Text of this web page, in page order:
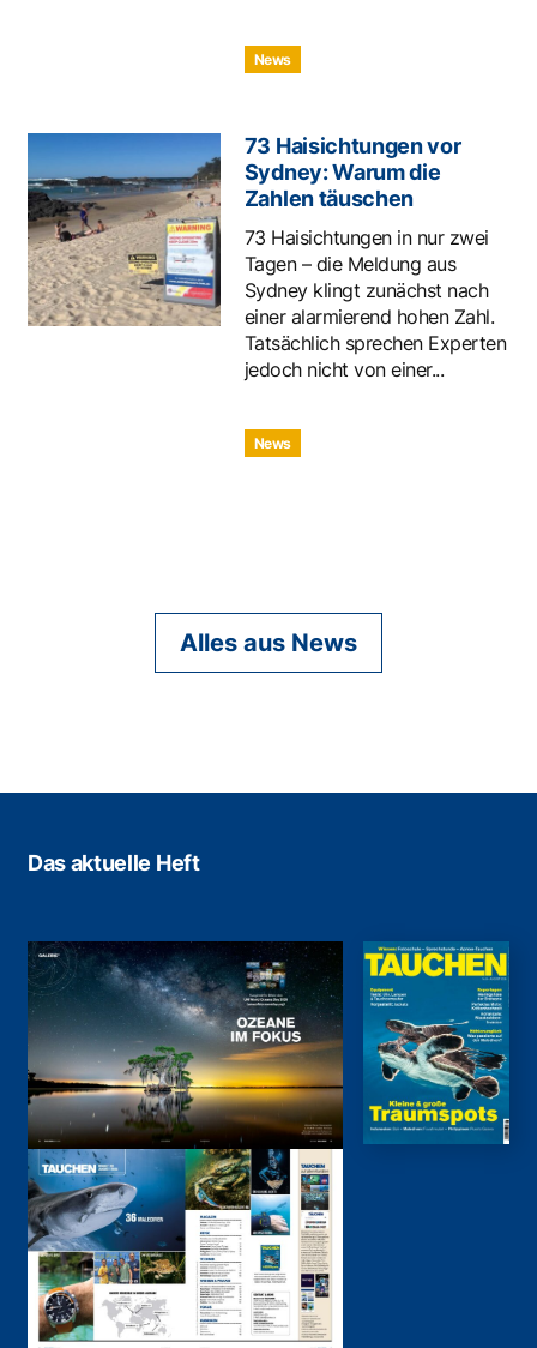
News
73 Haisichtungen vor
Sydney: Warum die
Zahlen täuschen
73 Haisichtungen in nur zwei
Tagen – die Meldung aus
Sydney klingt zunächst nach
einer alarmierend hohen Zahl.
Tatsächlich sprechen Experten
jedoch nicht von einer...
News
Alles aus News
Das aktuelle Heft